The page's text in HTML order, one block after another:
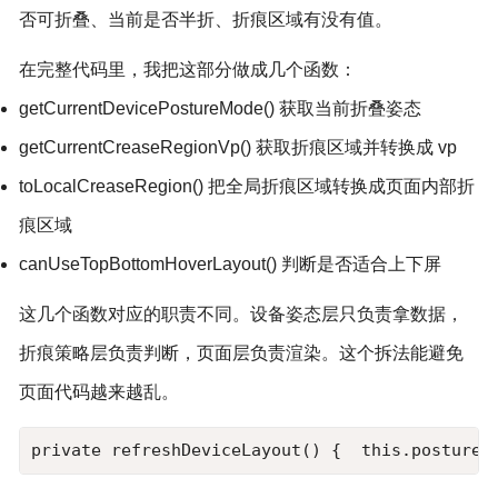
否可折叠、当前是否半折、折痕区域有没有值。
在完整代码里，我把这部分做成几个函数：
getCurrentDevicePostureMode() 获取当前折叠姿态
getCurrentCreaseRegionVp() 获取折痕区域并转换成 vp
toLocalCreaseRegion() 把全局折痕区域转换成页面内部折
痕区域
canUseTopBottomHoverLayout() 判断是否适合上下屏
这几个函数对应的职责不同。设备姿态层只负责拿数据，
折痕策略层负责判断，页面层负责渲染。这个拆法能避免
页面代码越来越乱。
private refreshDeviceLayout() {